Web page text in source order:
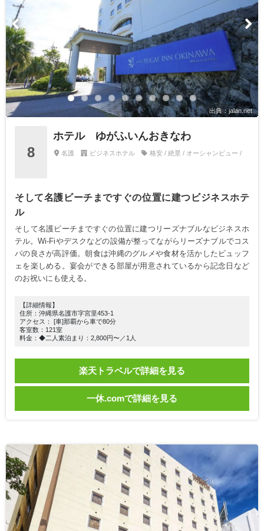
出典：jalan.net
8
ホテル ゆがふいんおきなわ
名護 ビジネスホテル 格安 / 絶景 / オーシャンビュー /
そして名護ビーチまですぐの位置に建つビジネスホテ
ル
そして名護ビーチまですぐの位置に建つリーズナブルなビジネスホ
テル。Wi-Fiやデスクなどの設備が整ってながらリーズナブルでコス
パの良さが高評価。朝食は沖縄のグルメや食材を活かしたビュッフ
ェを楽しめる。宴会ができる部屋が用意されているから記念日など
のお祝いにも使える。
【詳細情報】
住所：沖縄県名護市字宮里453-1
アクセス： [車]那覇から車で80分
客室数：121室
料金：◆二人素泊まり：2,800円〜／1人
楽天トラベルで詳細を見る
一休.comで詳細を見る